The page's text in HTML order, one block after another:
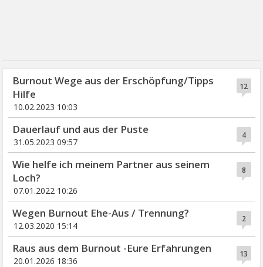
12
Burnout Wege aus der Erschöpfung/Tipps
Hilfe
10.02.2023 10:03
4
Dauerlauf und aus der Puste
31.05.2023 09:57
8
Wie helfe ich meinem Partner aus seinem
Loch?
07.01.2022 10:26
2
Wegen Burnout Ehe-Aus / Trennung?
12.03.2020 15:14
13
Raus aus dem Burnout -Eure Erfahrungen
20.01.2026 18:36